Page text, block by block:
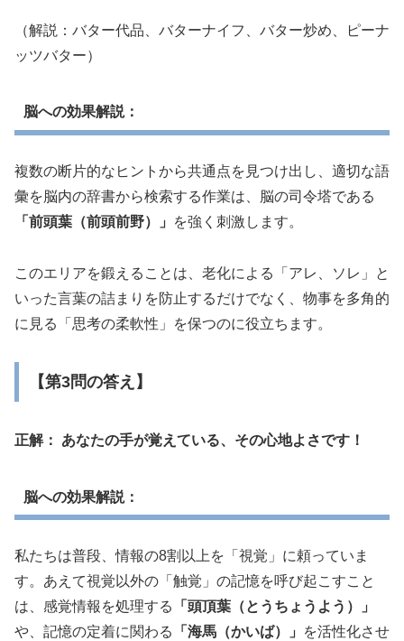
（解説：バター代品、バターナイフ、バター炒め、ピーナ
ッツバター）
脳への効果解説：
複数の断片的なヒントから共通点を見つけ出し、適切な語
彙を脳内の辞書から検索する作業は、脳の司令塔である
「前頭葉（前頭前野）」
を強く刺激します。
このエリアを鍛えることは、老化による「アレ、ソレ」と
いった言葉の詰まりを防止するだけでなく、物事を多角的
に見る「思考の柔軟性」を保つのに役立ちます。
【第3問の答え】
正解： あなたの手が覚えている、その心地よさです！
脳への効果解説：
私たちは普段、情報の8割以上を「視覚」に頼っていま
す。あえて視覚以外の「触覚」の記憶を呼び起こすこと
は、感覚情報を処理する
「頭頂葉（とうちょうよう）」
や、記憶の定着に関わる
「海馬（かいば）」
を活性化させ